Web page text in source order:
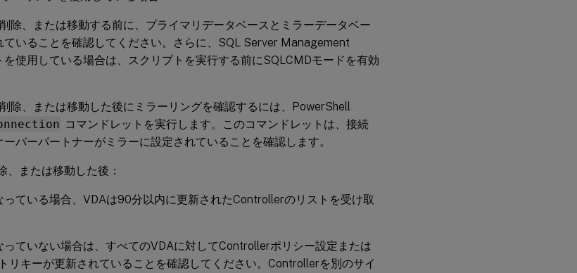
除、または移動する前に、プライマリデータベースとミラーデータベー
ていることを確認してください。さらに、SQL Server Management
使用している場合は、スクリプトを実行する前にSQLCMDモードを有効
除、または移動した後にミラーリングを確認するには、PowerShell
コマンドレットを実行します。このコマンドレットは、接続
バーパートナーがミラーに設定されていることを確認します。
または移動した後：
っている場合、VDAは90分以内に更新されたControllerのリストを受け取
っていない場合は、すべてのVDAに対してControllerポリシー設定または
リキーが更新されていることを確認してください。Controllerを別のサイ